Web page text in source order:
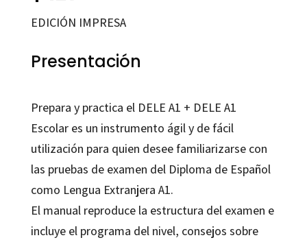
EDICIÓN IMPRESA
Presentación
Prepara y practica el DELE A1 + DELE A1
Escolar es un instrumento ágil y de fácil
utilización para quien desee familiarizarse con
las pruebas de examen del Diploma de Español
como Lengua Extranjera A1.
El manual reproduce la estructura del examen e
incluye el programa del nivel, consejos sobre